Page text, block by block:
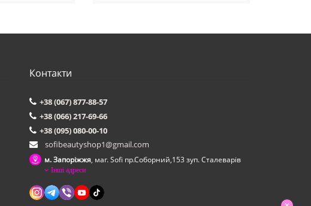
Контакти
+38 (067) 877-88-57
+38 (066) 217-69-66
+38 (095) 080-00-10
sofibeautyshop1@gmail.com
м. Запоріжжя, маг. Sofi пр.Соборний,153 зуп. Сталеварiв
Інші адреси